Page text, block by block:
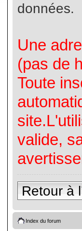
données.
Une
(pas de
Toute
valide,
Retour à
Index du forum